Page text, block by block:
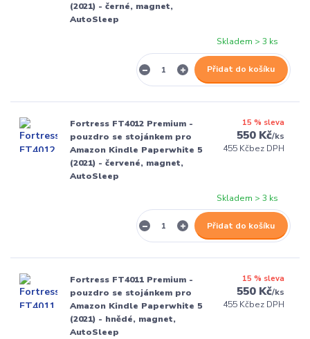
(2021) - černé, magnet,
AutoSleep
Skladem > 3 ks
Přidat do košíku
Fortress FT4012 Premium -
pouzdro se stojánkem pro
Amazon Kindle Paperwhite 5
(2021) - červené, magnet,
AutoSleep
15 % sleva
550 Kč/ks
455 Kčbez DPH
Skladem > 3 ks
Přidat do košíku
Fortress FT4011 Premium -
pouzdro se stojánkem pro
Amazon Kindle Paperwhite 5
(2021) - hnědé, magnet,
AutoSleep
15 % sleva
550 Kč/ks
455 Kčbez DPH